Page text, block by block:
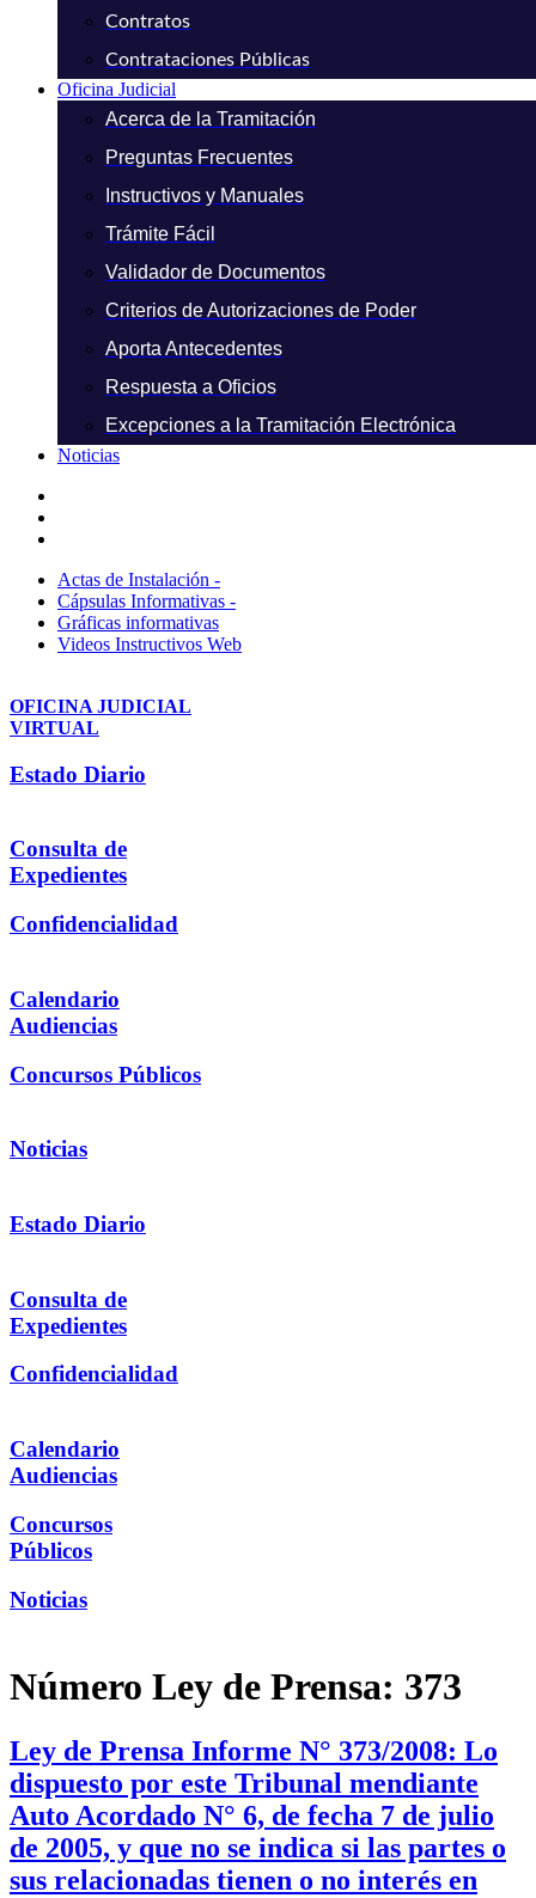
Contratos
Contrataciones Públicas
Oficina Judicial
Acerca de la Tramitación
Preguntas Frecuentes
Instructivos y Manuales
Trámite Fácil
Validador de Documentos
Criterios de Autorizaciones de Poder
Aporta Antecedentes
Respuesta a Oficios
Excepciones a la Tramitación Electrónica
Noticias
Actas de Instalación -
Cápsulas Informativas -
Gráficas informativas
Videos Instructivos Web
OFICINA JUDICIAL
VIRTUAL
Estado Diario
Consulta de
Expedientes
Confidencialidad
Calendario
Audiencias
Concursos Públicos
Noticias
Estado Diario
Consulta de
Expedientes
Confidencialidad
Calendario
Audiencias
Concursos
Públicos
Noticias
Número Ley de Prensa: 373
Ley de Prensa Informe N° 373/2008: Lo
dispuesto por este Tribunal mendiante
Auto Acordado N° 6, de fecha 7 de julio
de 2005, y que no se indica si las partes o
sus relacionadas tienen o no interés en